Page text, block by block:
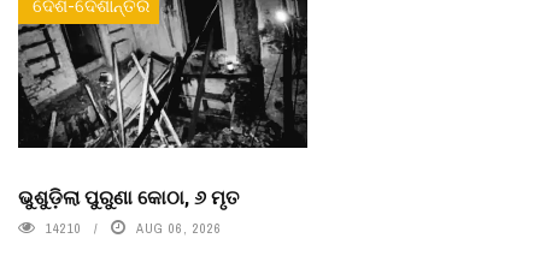
ଦେଶ-ଦେଶାନ୍ତର
ଭୁଶୁଡ଼ିଲା ପୁରୁଣା କୋଠା, ୬ ମୃତ
14210 AUG 06, 2026